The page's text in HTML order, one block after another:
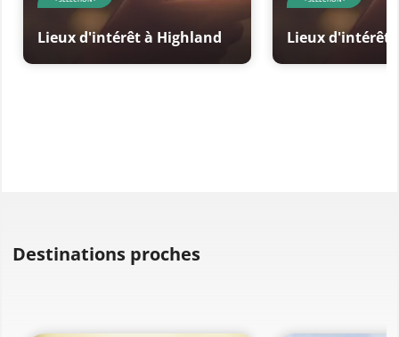
Lieux d'intérêt à Highland Lieux d'intérêt
Destinations proches